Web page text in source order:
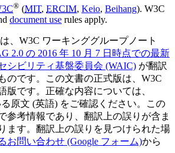
® (MIT, ERCIM, Keio, Beihang). W3C
document use rules apply.
、W3C ワーキンググループノート
2.0 の 2016 年 10 月 7 日時点での最新
シビリティ基盤委員会 (WAIC) が翻訳
のです。この文書の正式版は、W3C
版です。正確な内容については、
原文 (英語) をご確認ください。この
参考情報であり、翻訳上の誤りが含ま
ます。翻訳上の誤りを見つけられた場
お問い合わせ (Google フォーム)から